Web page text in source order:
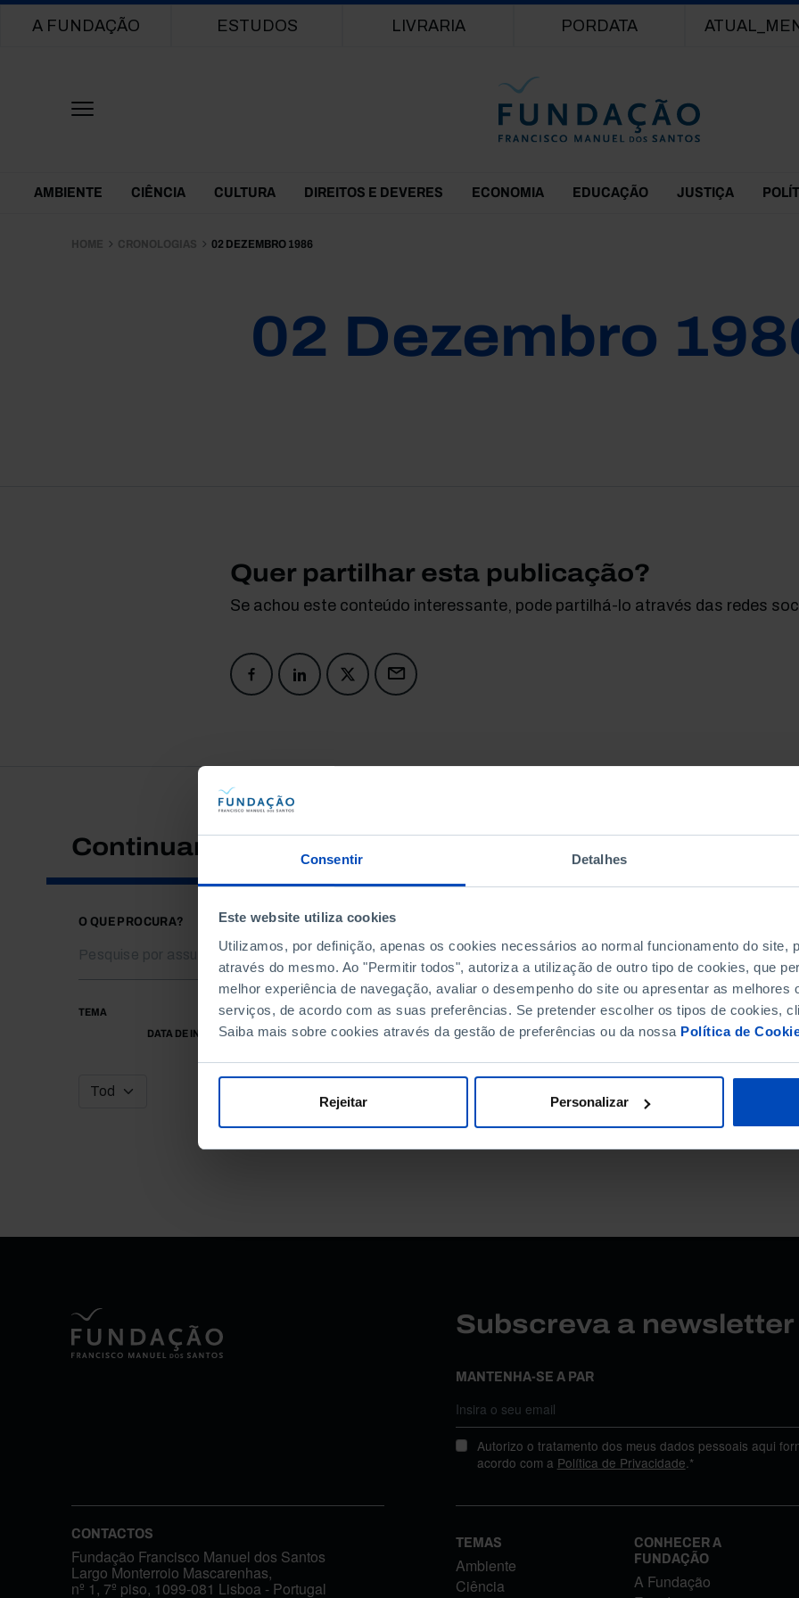
Consentir Detalhes
Este website utiliza cookies
Utilizamos, por definição, apenas os cookies necessários ao normal funcionamento do site,
através do mesmo. Ao "Permitir todos", autoriza a utilização de outro tipo de cookies, que
melhor experiência de navegação, avaliar o desempenho do site ou apresentar as melhores
serviços, de acordo com as suas preferências. Se pretender escolher os tipos de cookies,
Saiba mais sobre cookies através da gestão de preferências ou da nossa Política de
Rejeitar Personalizar
Main navigation
A FUNDAÇÃO ESTUDOS LIVRARIA PORDATA
Themes Menu
AMBIENTE CIÊNCIA CULTURA DIREITOS E DEVERES ECONOMIA EDUCAÇÃO JUSTIÇA
HOME CRONOLOGIAS 02 DEZEMBRO 1986
02 Dezembro
Quer partilhar esta publicação?
Se achou este conteúdo interessante, pode partilhá-lo através das redes
Continuar a pesquisar
O QUE PROCURA?
TEMA
DATA DE INÍCIO
DATA DE FIM
Subscreva a
MANTENHA-SE A PAR
Autorizo o tratamento dos meus dados pessoais aqui
acordo com a Política de Privacidade.*
CONTACTOS
Fundação Francisco Manuel dos Santos
Largo Monterroio Mascarenhas,
nº 1, 7º piso, 1099-081 Lisboa - Portugal
TEMAS
Ambiente
Ciência
CONHECER A
FUNDAÇÃO
A Fundação